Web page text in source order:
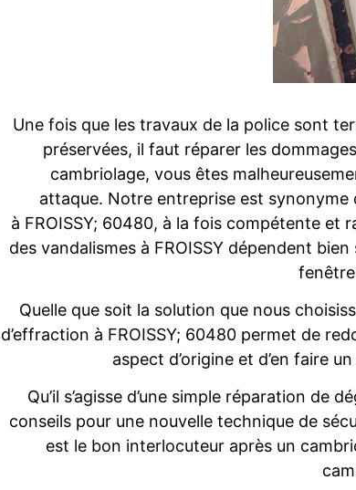
Une fois que les travaux de la police sont
préservées, il faut réparer les
cambriolage, vous êtes
attaque. Notre entreprise est synonyme
à FROISSY; 60480, à la fois compétente et
des vandalismes à FROISSY dépendent
Quelle que soit la solution que nous
d’effraction à FROISSY; 60480 permet de
aspect d’origine et d’en faire
Qu’il s’agisse d’une simple réparation de
conseils pour une nouvelle technique de
est le bon interlocuteur après un